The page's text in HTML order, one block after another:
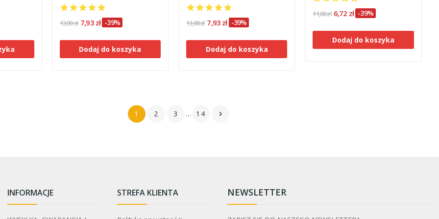
13,00 zł 7,93 zł -39%
Dodaj do koszyka
13,00 zł 7,93 zł -39%
Dodaj do koszyka
11,00 zł 6,72 zł -39%
Dodaj do koszyka
1 2 3 … 14 
INFORMACJE STREFA KLIENTA NEWSLETTER